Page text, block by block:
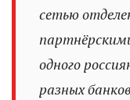
сетью
одного
разных